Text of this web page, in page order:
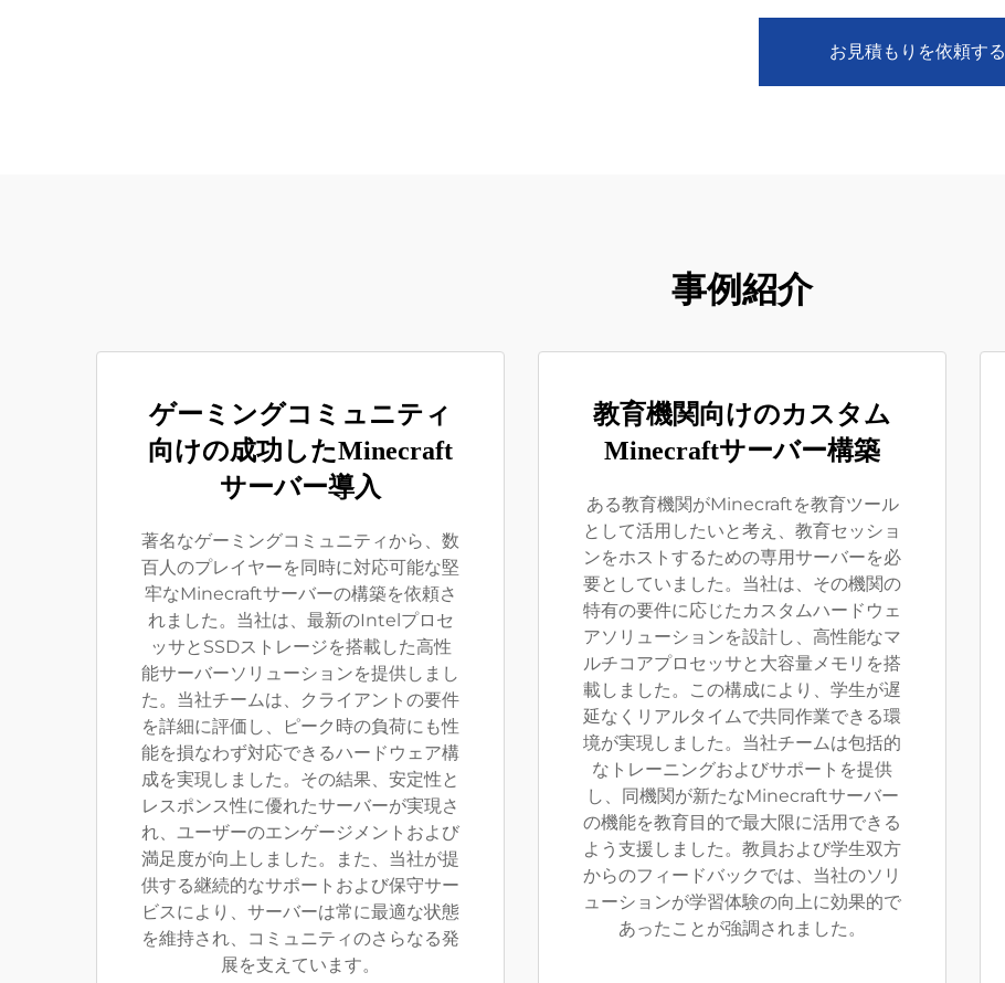
お見積もりを依頼する
事例紹介
ゲーミングコミュニティ
向けの成功したMinecraft
サーバー導入
著名なゲーミングコミュニティから、数
百人のプレイヤーを同時に対応可能な堅
牢なMinecraftサーバーの構築を依頼さ
れました。当社は、最新のIntelプロセ
ッサとSSDストレージを搭載した高性
能サーバーソリューションを提供しまし
た。当社チームは、クライアントの要件
を詳細に評価し、ピーク時の負荷にも性
能を損なわず対応できるハードウェア構
成を実現しました。その結果、安定性と
レスポンス性に優れたサーバーが実現さ
れ、ユーザーのエンゲージメントおよび
満足度が向上しました。また、当社が提
供する継続的なサポートおよび保守サー
ビスにより、サーバーは常に最適な状態
を維持され、コミュニティのさらなる発
展を支えています。
教育機関向けのカスタム
Minecraftサーバー構築
ある教育機関がMinecraftを教育ツール
として活用したいと考え、教育セッショ
ンをホストするための専用サーバーを必
要としていました。当社は、その機関の
特有の要件に応じたカスタムハードウェ
アソリューションを設計し、高性能なマ
ルチコアプロセッサと大容量メモリを搭
載しました。この構成により、学生が遅
延なくリアルタイムで共同作業できる環
境が実現しました。当社チームは包括的
なトレーニングおよびサポートを提供
し、同機関が新たなMinecraftサーバー
の機能を教育目的で最大限に活用できる
よう支援しました。教員および学生双方
からのフィードバックでは、当社のソリ
ューションが学習体験の向上に効果的で
あったことが強調されました。